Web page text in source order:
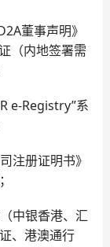
董事声明》
（内地签署需
e-Registry”系
注册证明书》
中银香港、汇
、港澳通行